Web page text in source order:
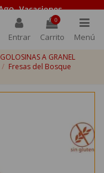
Entrar
0
Carrito Menú
GOLOSINAS A GRANEL
Fresas del Bosque